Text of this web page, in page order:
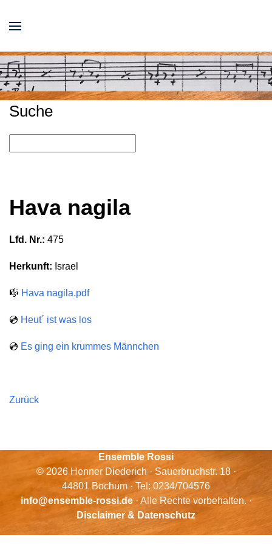
Suche
Hava nagila
Lfd. Nr.: 475
Herkunft: Israel
🎼 Hava nagila.pdf
💿 Heut´ ist was los
💿 Es ging ein krummes Männchen
Zurück
Ensemble Rossi
© 2026 Henner Diederich · Sauerbruchstr. 18 ·
44801 Bochum · Tel: 0234/704576
info@ensemble-rossi.de· Alle Rechte vorbehalten. ·
Disclaimer & Datenschutz